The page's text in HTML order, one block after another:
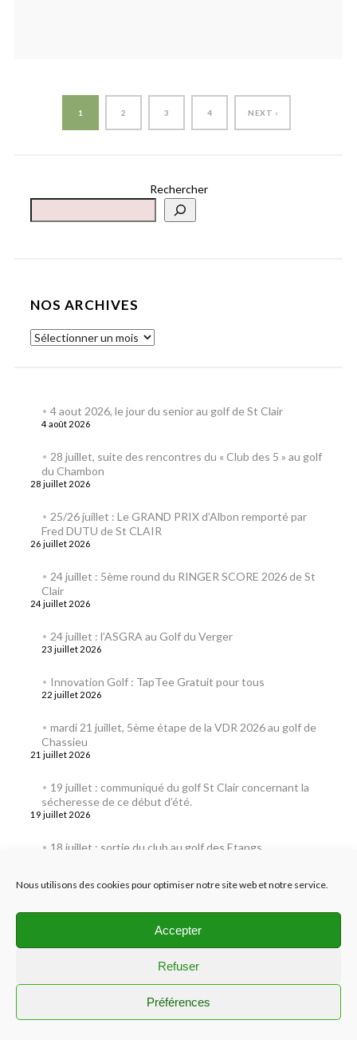
Nous utilisons des cookies pour optimiser notre site web et notre service.
Accepter
Refuser
Préférences
1 2 3 4 NEXT ›
Rechercher
NOS ARCHIVES
4 aout 2026, le jour du senior au golf de St Clair
4 août 2026
28 juillet, suite des rencontres du « Club des 5 » au golf
du Chambon
28 juillet 2026
25/26 juillet : Le GRAND PRIX d’Albon remporté par
Fred DUTU de St CLAIR
26 juillet 2026
24 juillet : 5ème round du RINGER SCORE 2026 de St
Clair
24 juillet 2026
24 juillet : l’ASGRA au Golf du Verger
23 juillet 2026
Innovation Golf : TapTee Gratuit pour tous
22 juillet 2026
mardi 21 juillet, 5ème étape de la VDR 2026 au golf de
Chassieu
21 juillet 2026
19 juillet : communiqué du golf St Clair concernant la
sécheresse de ce début d’été.
19 juillet 2026
18 juillet : sortie du club au golf des Etangs.
17 juillet : l’ASGRA est au golf du Clou
Commentaires récents